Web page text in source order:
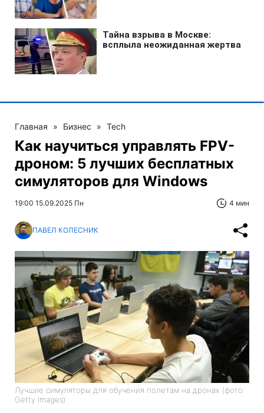
Главная » Бизнес » Tech
Как научиться управлять FPV-
дроном: 5 лучших бесплатных
симуляторов для Windows
19:00 15.09.2025 Пн 4 мин
ПАВЕЛ КОЛЕСНИК
Лучшие симуляторы для обучения полетам на дронах (фото:
Getty Images)